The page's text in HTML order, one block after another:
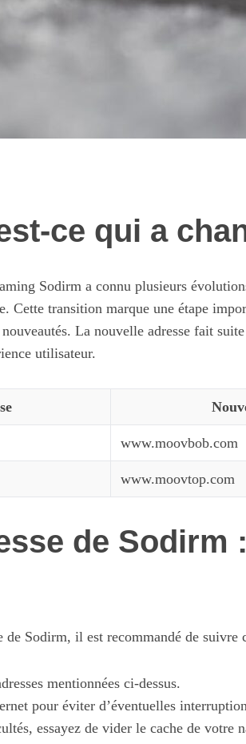
ce qui a
Sodirm a connu plusieurs
Cette transition marque une étape
La nouvelle adresse fait
utilisateur.
www.moovbob.com
www.moovtop.com
de Sodirm
de Sodirm, il est recommandé de suivre
mentionnées ci-dessus.
pour éviter d’éventuelles
essayez de vider le cache de votre
nouvelles technologies
: révolution ou